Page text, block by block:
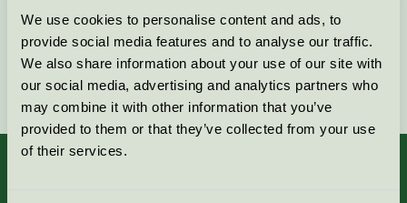
We use cookies to personalise content and ads, to
provide social media features and to analyse our traffic.
We also share information about your use of our site with
our social media, advertising and analytics partners who
may combine it with other information that you’ve
provided to them or that they’ve collected from your use
of their services.